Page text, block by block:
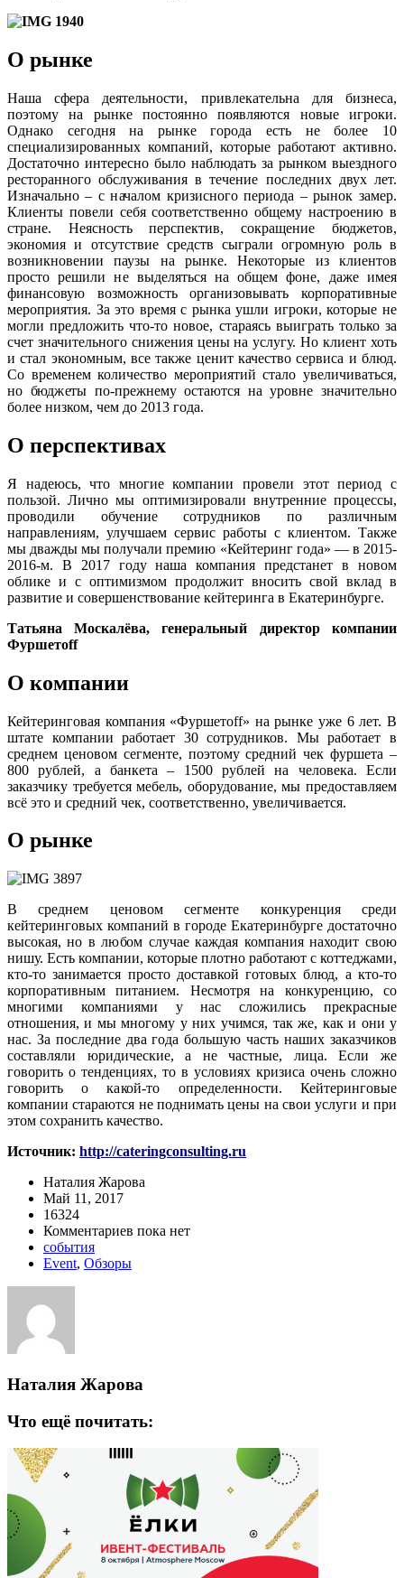
О рынке
Наша сфера деятельности, привлекательна для бизнеса,
поэтому на рынке постоянно появляются новые игроки.
Однако сегодня на рынке города есть не более 10
специализированных компаний, которые работают активно.
Достаточно интересно было наблюдать за рынком выездного
ресторанного обслуживания в течение последних двух лет.
Изначально – с началом кризисного периода – рынок замер.
Клиенты повели себя соответственно общему настроению в
стране. Неясность перспектив, сокращение бюджетов,
экономия и отсутствие средств сыграли огромную роль в
возникновении паузы на рынке. Некоторые из клиентов
просто решили не выделяться на общем фоне, даже имея
финансовую возможность организовывать корпоративные
мероприятия. За это время с рынка ушли игроки, которые не
могли предложить что-то новое, стараясь выиграть только за
счет значительного снижения цены на услугу. Но клиент хоть
и стал экономным, все также ценит качество сервиса и блюд.
Со временем количество мероприятий стало увеличиваться,
но бюджеты по-прежнему остаются на уровне значительно
более низком, чем до 2013 года.
О перспективах
Я надеюсь, что многие компании провели этот период с
пользой. Лично мы оптимизировали внутренние процессы,
проводили обучение сотрудников по различным
направлениям, улучшаем сервис работы с клиентом. Также
мы дважды мы получали премию «Кейтеринг года» — в 2015-
2016-м. В 2017 году наша компания предстанет в новом
облике и с оптимизмом продолжит вносить свой вклад в
развитие и совершенствование кейтеринга в Екатеринбурге.
Татьяна Москалёва, генеральный директор компании
Фуршетоff
О компании
Кейтеринговая компания «Фуршетоff» на рынке уже 6 лет. В
штате компании работает 30 сотрудников. Мы работает в
среднем ценовом сегменте, поэтому средний чек фуршета –
800 рублей, а банкета – 1500 рублей на человека. Если
заказчику требуется мебель, оборудование, мы предоставляем
всё это и средний чек, соответственно, увеличивается.
О рынке
В среднем ценовом сегменте конкуренция среди
кейтеринговых компаний в городе Екатеринбурге достаточно
высокая, но в любом случае каждая компания находит свою
нишу. Есть компании, которые плотно работают с коттеджами,
кто-то занимается просто доставкой готовых блюд, а кто-то
корпоративным питанием. Несмотря на конкуренцию, со
многими компаниями у нас сложились прекрасные
отношения, и мы многому у них учимся, так же, как и они у
нас. За последние два года большую часть наших заказчиков
составляли юридические, а не частные, лица. Если же
говорить о тенденциях, то в условиях кризиса очень сложно
говорить о какой-то определенности. Кейтеринговые
компании стараются не поднимать цены на свои услуги и при
этом сохранить качество.
Источник: http://cateringconsulting.ru
Наталия Жарова
Май 11, 2017
16324
Комментариев пока нет
события
Event, Обзоры
Наталия Жарова
Что ещё почитать: